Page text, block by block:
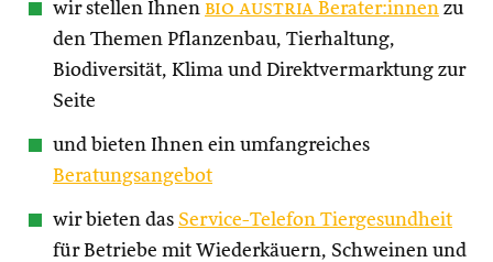
wir stellen Ihnen bio austria Berater:innen zu
den Themen Pflanzenbau, Tierhaltung,
Biodiversität, Klima und Direktvermarktung zur
Seite
und bieten Ihnen ein umfangreiches
Beratungsangebot
wir bieten das Service-Telefon Tiergesundheit
für Betriebe mit Wiederkäuern, Schweinen und